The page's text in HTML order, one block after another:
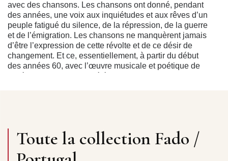
avec des chansons. Les chansons ont donné, pendant
des années, une voix aux inquiétudes et aux rêves d’un
peuple fatigué du silence, de la répression, de la guerre
et de l’émigration. Les chansons ne manquèrent jamais
d’être l’expression de cette révolte et de ce désir de
changement. Et ce, essentiellement, à partir du début
des années 60, avec l’œuvre musicale et poétique de
consolider la révolution d’Avril. D’une manière telle que
la matinée où le changement a commencé, plusieurs
progressiste du soulèvement militaire quand la radio a
Toute la collection Fado /